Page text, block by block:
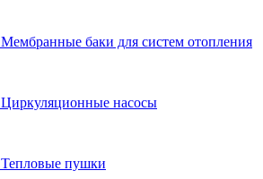
Мембранные баки для систем отопления
Циркуляционные насосы
Тепловые пушки